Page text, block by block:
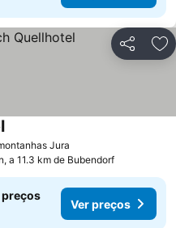
Partilhar
Jura
a 11.3 km de Bubendorf
preços
Ver preços